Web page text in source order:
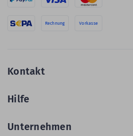
Rechnung Vorkasse
Kontakt
Hilfe
Unternehmen